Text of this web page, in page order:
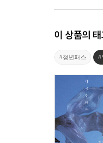
이 상품의
#청년패스 #